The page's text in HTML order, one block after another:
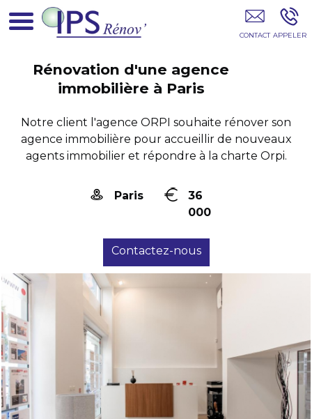
Entreprise De Rénovation D'appartement
Rénovation d'une agence
immobilière à Paris
Notre client l'agence ORPI souhaite rénover son
agence immobilière pour accueillir de nouveaux
agents immobilier et répondre à la charte Orpi.
Paris
36
000
Contactez-nous